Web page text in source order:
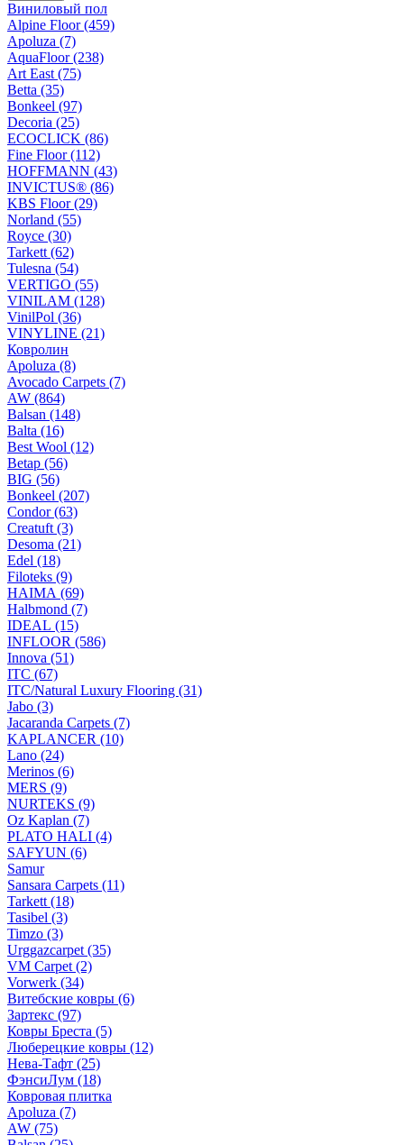
Виниловый пол
Alpine Floor (459)
Apoluza (7)
AquaFloor (238)
Art East (75)
Betta (35)
Bonkeel (97)
Decoria (25)
ECOCLICK (86)
Fine Floor (112)
HOFFMANN (43)
INVICTUS® (86)
KBS Floor (29)
Norland (55)
Royce (30)
Tarkett (62)
Tulesna (54)
VERTIGO (55)
VINILAM (128)
VinilPol (36)
VINYLINE (21)
Ковролин
Apoluza (8)
Avocado Carpets (7)
AW (864)
Balsan (148)
Balta (16)
Best Wool (12)
Betap (56)
BIG (56)
Bonkeel (207)
Condor (63)
Creatuft (3)
Desoma (21)
Edel (18)
Filoteks (9)
HAIMA (69)
Halbmond (7)
IDEAL (15)
INFLOOR (586)
Innova (51)
ITC (67)
ITC/Natural Luxury Flooring (31)
Jabo (3)
Jacaranda Carpets (7)
KAPLANCER (10)
Lano (24)
Merinos (6)
MERS (9)
NURTEKS (9)
Oz Kaplan (7)
PLATO HALI (4)
SAFYUN (6)
Samur
Sansara Carpets (11)
Tarkett (18)
Tasibel (3)
Timzo (3)
Urggazcarpet (35)
VM Carpet (2)
Vorwerk (34)
Витебские ковры (6)
Зартекс (97)
Ковры Бреста (5)
Люберецкие ковры (12)
Нева-Тафт (25)
ФэнсиЛум (18)
Ковровая плитка
Apoluza (7)
AW (75)